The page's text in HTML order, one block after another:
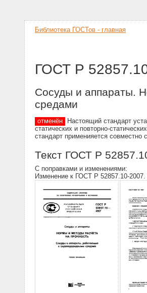
Библиотека ГОСТов - главная
ГОСТ Р
Сосуды и аппараты.
средами
отменён
Настоящий стандарт
статических и повторно-
стандарт применияется
Текст ГОСТ Р
С поправками и изменениями:
Изменение к ГОСТ Р 52857.10-2007.